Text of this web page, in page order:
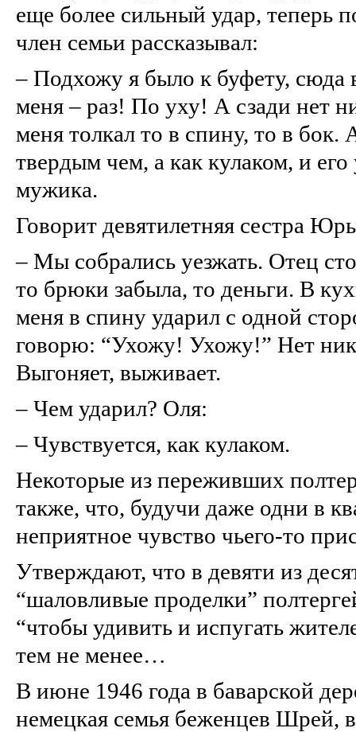
еще более сильный удар, теперь
член семьи рассказывал:
– Подхожу я было к буфету, сюда
меня – раз! По уху! А сзади нет
меня толкал то в спину, то в бок.
твердым чем, а как кулаком, и
мужика.
Говорит девятилетняя сестра
– Мы собрались уезжать. Отец
то брюки забыла, то деньги. В
меня в спину ударил с одной
говорю: “Ухожу! Ухожу!” Нет
Выгоняет, выживает.
– Чем ударил? Оля:
– Чувствуется, как кулаком.
Некоторые из переживших
также, что, будучи даже одни в
неприятное чувство чьего‑то
Утверждают, что в девяти из
“шаловливые проделки”
“чтобы удивить и испугать
тем не менее…
В июне 1946 года в баварской
немецкая семья беженцев Шрей,